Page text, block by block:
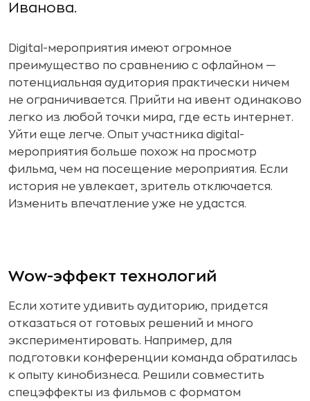
Иванова.
Digital-мероприятия имеют огромное
преимущество по сравнению с офлайном —
потенциальная аудитория практически ничем
не ограничивается. Прийти на ивент одинаково
легко из любой точки мира, где есть интернет.
Уйти еще легче. Опыт участника digital-
мероприятия больше похож на просмотр
фильма, чем на посещение мероприятия. Если
история не увлекает, зритель отключается.
Изменить впечатление уже не удастся.
Wow-эффект технологий
Если хотите удивить аудиторию, придется
отказаться от готовых решений и много
экспериментировать. Например, для
подготовки конференции команда обратилась
к опыту кинобизнеса. Решили совместить
спецэффекты из фильмов с форматом